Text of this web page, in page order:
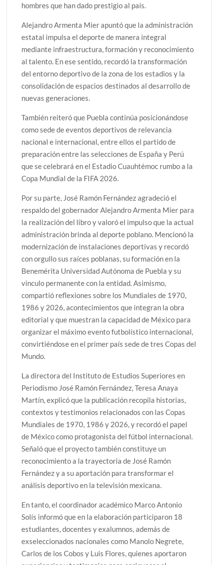
hombres que han dado prestigio al país.
Alejandro Armenta Mier apuntó que la administración
estatal impulsa el deporte de manera integral
mediante infraestructura, formación y reconocimiento
al talento. En ese sentido, recordó la transformación
del entorno deportivo de la zona de los estadios y la
consolidación de espacios destinados al desarrollo de
nuevas generaciones.
También reiteró que Puebla continúa posicionándose
como sede de eventos deportivos de relevancia
nacional e internacional, entre ellos el partido de
preparación entre las selecciones de España y Perú
que se celebrará en el Estadio Cuauhtémoc rumbo a la
Copa Mundial de la FIFA 2026.
Por su parte, José Ramón Fernández agradeció el
respaldo del gobernador Alejandro Armenta Mier para
la realización del libro y valoró el impulso que la actual
administración brinda al deporte poblano. Mencionó la
modernización de instalaciones deportivas y recordó
con orgullo sus raíces poblanas, su formación en la
Benemérita Universidad Autónoma de Puebla y su
vínculo permanente con la entidad. Asimismo,
compartió reflexiones sobre los Mundiales de 1970,
1986 y 2026, acontecimientos que integran la obra
editorial y que muestran la capacidad de México para
organizar el máximo evento futbolístico internacional,
convirtiéndose en el primer país sede de tres Copas del
Mundo.
La directora del Instituto de Estudios Superiores en
Periodismo José Ramón Fernández, Teresa Anaya
Martín, explicó que la publicación recopila historias,
contextos y testimonios relacionados con las Copas
Mundiales de 1970, 1986 y 2026, y recordó el papel
de México como protagonista del fútbol internacional.
Señaló que el proyecto también constituye un
reconocimiento a la trayectoria de José Ramón
Fernández y a su aportación para transformar el
análisis deportivo en la televisión mexicana.
En tanto, el coordinador académico Marco Antonio
Solís informó que en la elaboración participaron 18
estudiantes, docentes y exalumnos, además de
exseleccionados nacionales como Manolo Negrete,
Carlos de los Cobos y Luis Flores, quienes aportaron